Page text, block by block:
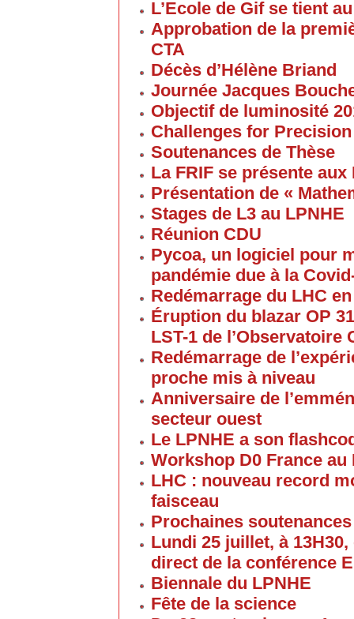
L’Ecole de Gif se tient
Approbation de la
CTA
Décès d’Hélène Briand
Journée Jacques
Objectif de luminosité
Challenges for
Soutenances de Thèse
La FRIF se présente aux
Présentation de «
Stages de L3 au LPNHE
Réunion CDU
Pycoa, un logiciel pour
pandémie due à la
Redémarrage du LHC en
Éruption du blazar OP
LST-1 de l’Observatoire
Redémarrage de
proche mis à niveau
Anniversaire de
secteur ouest
Le LPNHE a son
Workshop D0 France au
LHC : nouveau record
faisceau
Prochaines
Lundi 25 juillet, à
direct de la conférence
Biennale du LPNHE
Fête de la science